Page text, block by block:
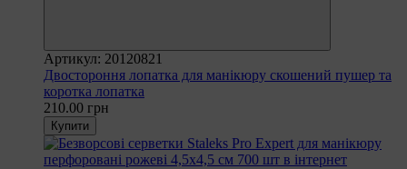
Артикул: 20120821
Двостороння лопатка для манікюру скошений пушер та
коротка лопатка
210.00 грн
Купити